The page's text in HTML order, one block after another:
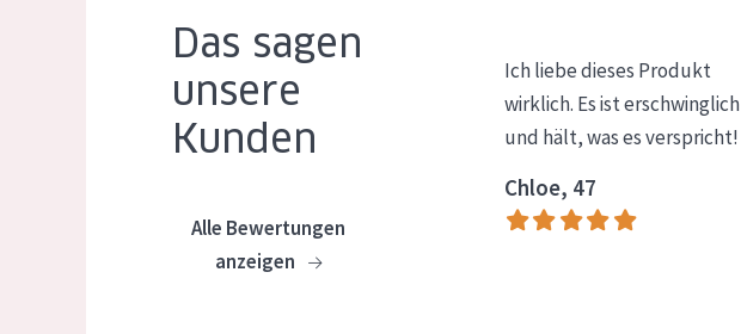
Das sagen
unsere
Kunden
Alle Bewertungen
anzeigen
Ich liebe dieses Produkt
wirklich. Es ist erschwinglich
und hält, was es verspricht!
Chloe, 47